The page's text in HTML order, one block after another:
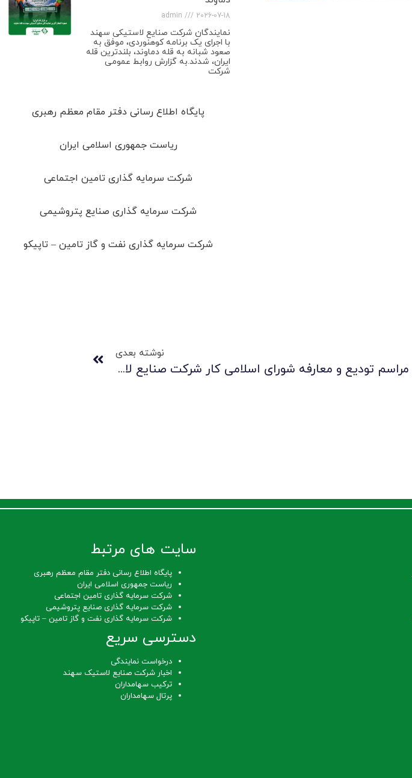
admin 2026-07-18
نمایندگان شرکت صنایع لاستیکی سهند
با اجرای یک برنامه کوهنوردی، موفق به
صعود شبانه به قله دماوند، بلندترین قله
ایران، شدند.به گزارش روابط عمومی
شرکت
پایگاه اطلاع رسانی دفتر مقام معظم رهبری
ریاست جمهوری اسلامی ایران
شرکت سرمایه گذاری تامین اجتماعی
شرکت سرمایه گذاری صنایع پتروشیمی
شرکت سرمایه گذاری نفت و گاز تامین – تاپیکو
نوشته بعدی
برگزاری مراسم تودیع و معارفه شورای اسلامی کار شرکت صنایع لاستیکی سهند
سایت های مرتبط
پایگاه اطلاع رسانی دفتر مقام معظم رهبری
ریاست جمهوری اسلامی ایران
شرکت سرمایه گذاری تامین اجتماعی
شرکت سرمایه گذاری صنایع پتروشیمی
شرکت سرمایه گذاری نفت و گاز تامین – تاپیکو
دسترسی سریع
درخواست نمایندگی
اخبار شرکت صنایع لاستیک سهند
ترکیب سهامداران
پرتال سهامداران